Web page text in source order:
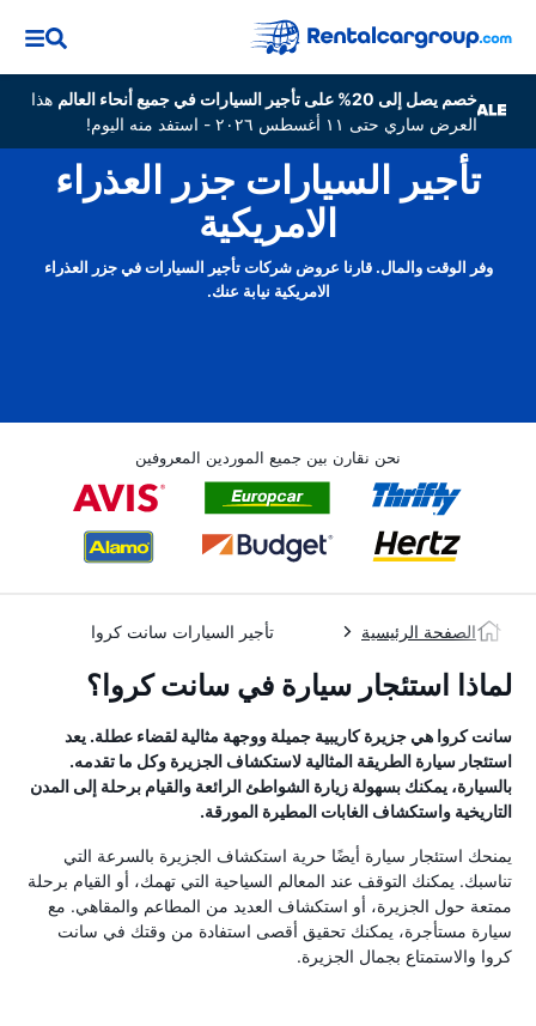
خصم يصل إلى 20% على تأجير السيارات في جميع أنحاء العالم
هذا
العرض ساري حتى ١١ أغسطس ٢٠٢٦ - استفد منه اليوم!
تأجير السيارات جزر العذراء
الامريكية
وفر الوقت والمال. قارنا عروض شركات تأجير السيارات في جزر العذراء
الامريكية نيابة عنك.
نحن نقارن بين جميع الموردين المعروفين
الصفحة الرئيسية تأجير السيارات سانت كروا
لماذا استئجار سيارة في سانت كروا؟
سانت كروا هي جزيرة كاريبية جميلة ووجهة مثالية لقضاء عطلة. يعد
استئجار سيارة الطريقة المثالية لاستكشاف الجزيرة وكل ما تقدمه.
بالسيارة، يمكنك بسهولة زيارة الشواطئ الرائعة والقيام برحلة إلى المدن
التاريخية واستكشاف الغابات المطيرة المورقة.
يمنحك استئجار سيارة أيضًا حرية استكشاف الجزيرة بالسرعة التي
تناسبك. يمكنك التوقف عند المعالم السياحية التي تهمك، أو القيام برحلة
ممتعة حول الجزيرة، أو استكشاف العديد من المطاعم والمقاهي. مع
سيارة مستأجرة، يمكنك تحقيق أقصى استفادة من وقتك في سانت
كروا والاستمتاع بجمال الجزيرة.